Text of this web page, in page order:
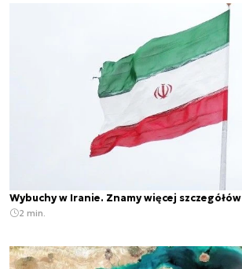
Wybuchy w Iranie. Znamy więcej szczegółów
2 min.